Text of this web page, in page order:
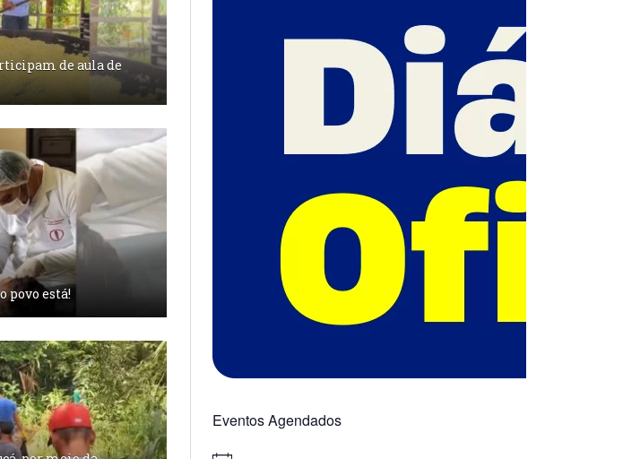
de aula de
povo está!
Eventos Agendados